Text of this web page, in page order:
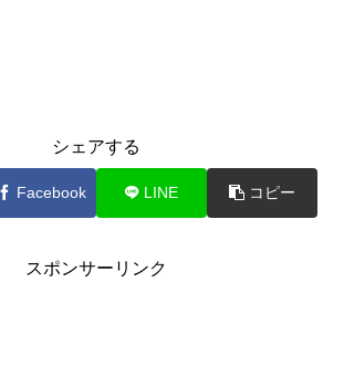
シェアする
Facebook LINE コピー
スポンサーリンク